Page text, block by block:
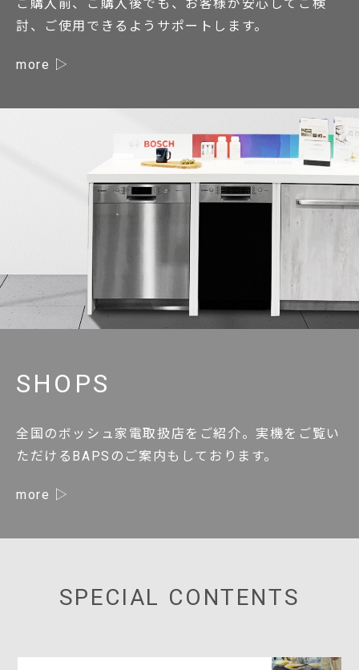
ご購入前、ご購入後でも、お客様が安心してご検
討、ご使用できるようサポートします。
more
SHOPS
全国のボッシュ家電取扱店をご紹介。実機をご覧い
ただけるBAPSのご案内もしております。
more
SPECIAL CONTENTS